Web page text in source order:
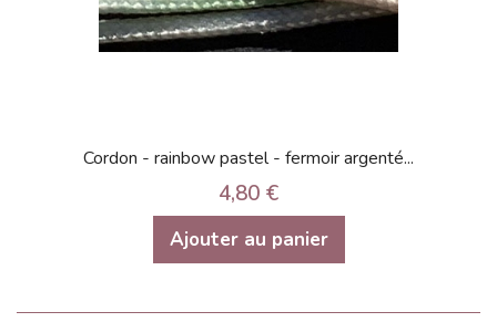
Cordon - rainbow pastel - fermoir argenté...
4,80 €
Ajouter au panier